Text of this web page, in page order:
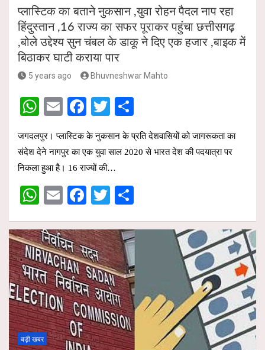
प्लास्टिक का बताने नुकसान ,युवा रोहन पैदल नाप रहा
हिंदुस्तान ,16 राज्य का सफर पूराकर पहुंचा छत्तीसगढ़
,बोले उद्देश्य सुन चंबल के डाकू ने दिए एक हजार ,बाइक में
बिठाकर घाटी कराया पार
5 years ago Bhuvneshwar Mahto
W
at
s
A
p
p
E
m
ail
F
a
ce
b
o
o
k
T
wi
tt
h
ar
जगदलपुर। प्लास्टिक के नुकसान के प्रति देशवासियों को जागरूकता का
संदेश देने नागपुर का एक युवा साल 2020 से भारत देश की पदयात्रा पर
निकला हुआ है। 16 राज्यों की…
W
at
s
A
p
p
E
ail
F
ce
b
o
o
k
T
tt
er
ar
e
बड़ी खबर